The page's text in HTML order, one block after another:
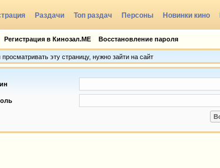
Раздачи Топ раздач Персоны Новинки кино
Регистрация в Кинозал.МЕ Восстановление пароля
эту страницу, нужно зайти на сайт